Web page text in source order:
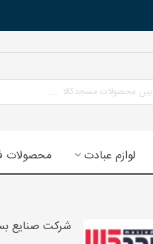
لوازم عبادت محصولات
شركت صنایع